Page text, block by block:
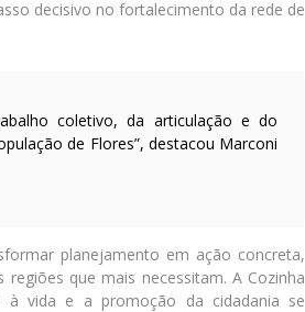
decisivo no fortalecimento da rede de
coletivo, da articulação e do
de Flores”, destacou Marconi
planejamento em ação concreta,
regiões que mais necessitam. A Cozinha
à vida e a promoção da cidadania se